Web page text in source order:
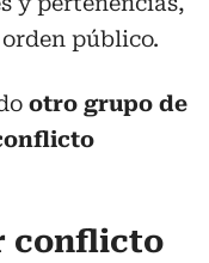
público.
otro grupo de
conflicto